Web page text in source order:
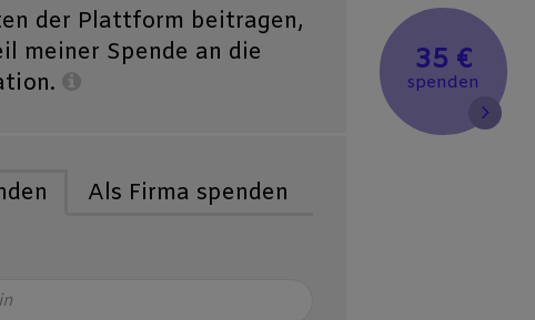
der Plattform beitragen,
meiner Spende an die
Als Firma spenden
35 €
spenden